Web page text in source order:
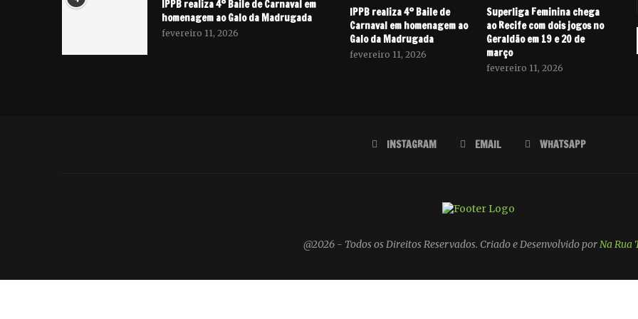
IPPB realiza 4º Baile de Carnaval em
homenagem ao Galo da Madrugada
fevereiro 11, 2026
IPPB realiza 4º Baile de
Carnaval em homenagem ao
Galo da Madrugada
fevereiro 11, 2026
Superliga Feminina chega
ao Recife com dois jogos no
Geraldão em 19 e 20 de
março
fevereiro 11, 2026
INSTAGRAM EMAIL WHATSAPP
@2026 - Todos os Direitos Reservados. Criado e Desenvolvido porNa Rua